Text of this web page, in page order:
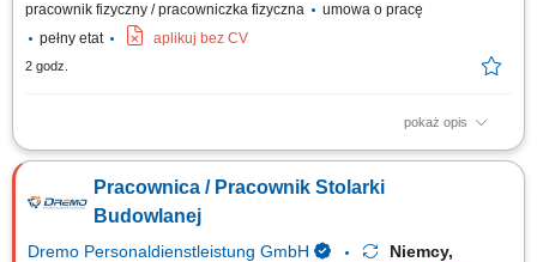
pracownik fizyczny / pracowniczka fizyczna
umowa o pracę
pełny etat
aplikuj bez CV
2 godz.
pokaż opis
Montaż nowoczesnych szalunków oraz systemów deskowań
budownictwa ogólnego. Współudział w procesach związanych z
przygotowywaniem zbrojeń i zalewaniem elementów betonem.
Pracownica / Pracownik Stolarki
Budowlanej
Dremo Personaldienstleistung GmbH
Niemcy,